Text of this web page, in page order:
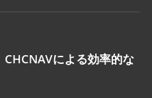
CHCNAVによる効率的な